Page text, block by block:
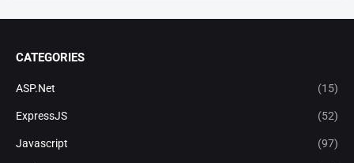
CATEGORIES
ASP.Net (15)
ExpressJS (52)
Javascript (97)